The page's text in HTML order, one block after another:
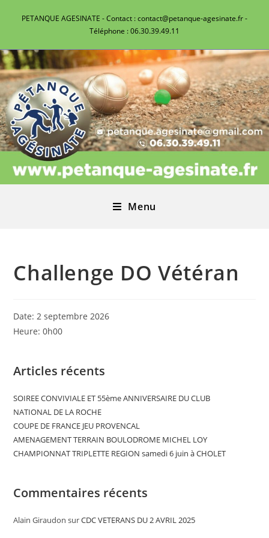
PETANQUE AGESINATE - Contact : contact@petanque-agesinate.fr -
Téléphone : 06.30.39.49.11
Menu
Challenge DO Vétéran
Date:2 septembre 2026
Heure:0h00
Articles récents
SOIREE CONVIVIALE ET 55ème ANNIVERSAIRE DU CLUB
NATIONAL DE LA ROCHE
COUPE DE FRANCE JEU PROVENCAL
AMENAGEMENT TERRAIN BOULODROME MICHEL LOY
CHAMPIONNAT TRIPLETTE REGION samedi 6 juin à CHOLET
Commentaires récents
Alain Giraudon surCDC VETERANS DU 2 AVRIL 2025